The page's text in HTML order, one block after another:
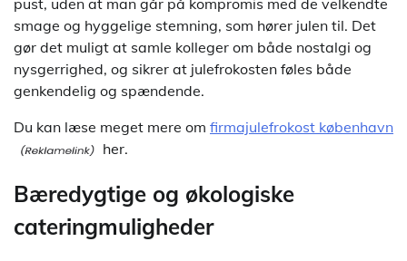
smage og hyggelige stemning, som hører julen til. Det
gør det muligt at samle kolleger om både nostalgi og
nysgerrighed, og sikrer at julefrokosten føles både
genkendelig og spændende.
Du kan læse meget mere om firmajulefrokost københavn
her.
Bæredygtige og økologiske
cateringmuligheder